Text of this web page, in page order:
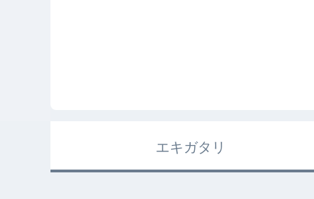
エキガタリ